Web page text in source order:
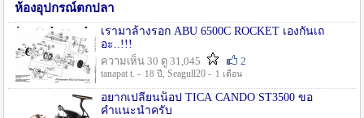
ห้องอุปกรณ์ตกปลา
เรามาล้างรอก ABU 6500C ROCKET เองกันเถ
อะ..!!!
ความเห็น 30 ดู 31,045
2
tanapat t. - 18 ปี , Seagull20 - 1 เดือน
อยากเปลี่ยนน็อป TICA CANDO ST3500 ขอ
คำแนะนำครับ